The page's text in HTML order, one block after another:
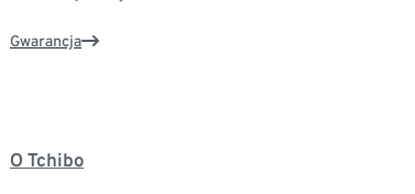
Gwarancja
O Tchibo